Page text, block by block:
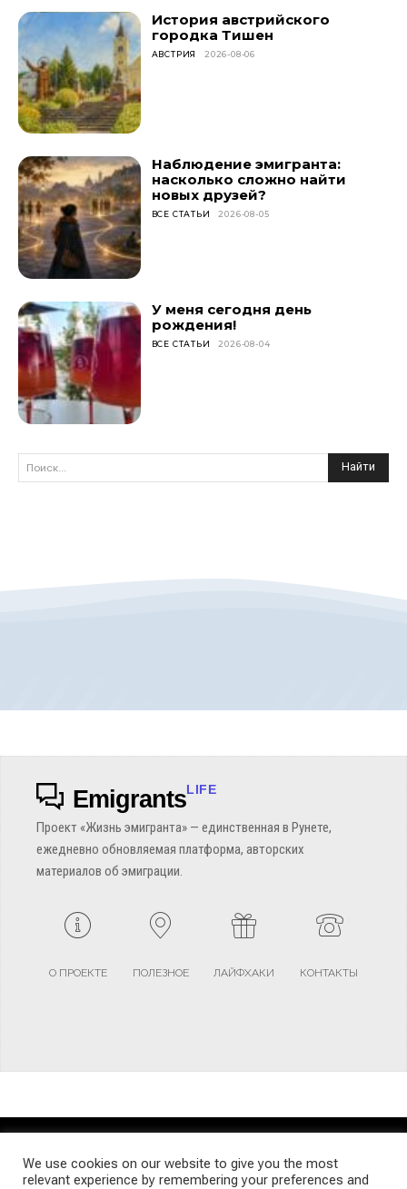
История австрийского
городка Тишен
АВСТРИЯ 2026-08-06
Наблюдение эмигранта:
насколько сложно найти
новых друзей?
ВСЕ СТАТЬИ 2026-08-05
У меня сегодня день
рождения!
ВСЕ СТАТЬИ 2026-08-04
Поиск... Найти
EmigrantsLIFE
Проект «Жизнь эмигранта» — единственная в Рунете,
ежедневно обновляемая платформа, авторских
материалов об эмиграции.
О ПРОЕКТЕ ПОЛЕЗНОЕ ЛАЙФХАКИ КОНТАКТЫ
TERMS AND CONDITIONS PRIVACY POLICY SITEMAP
We use cookies on our website to give you the most
relevant experience by remembering your preferences and